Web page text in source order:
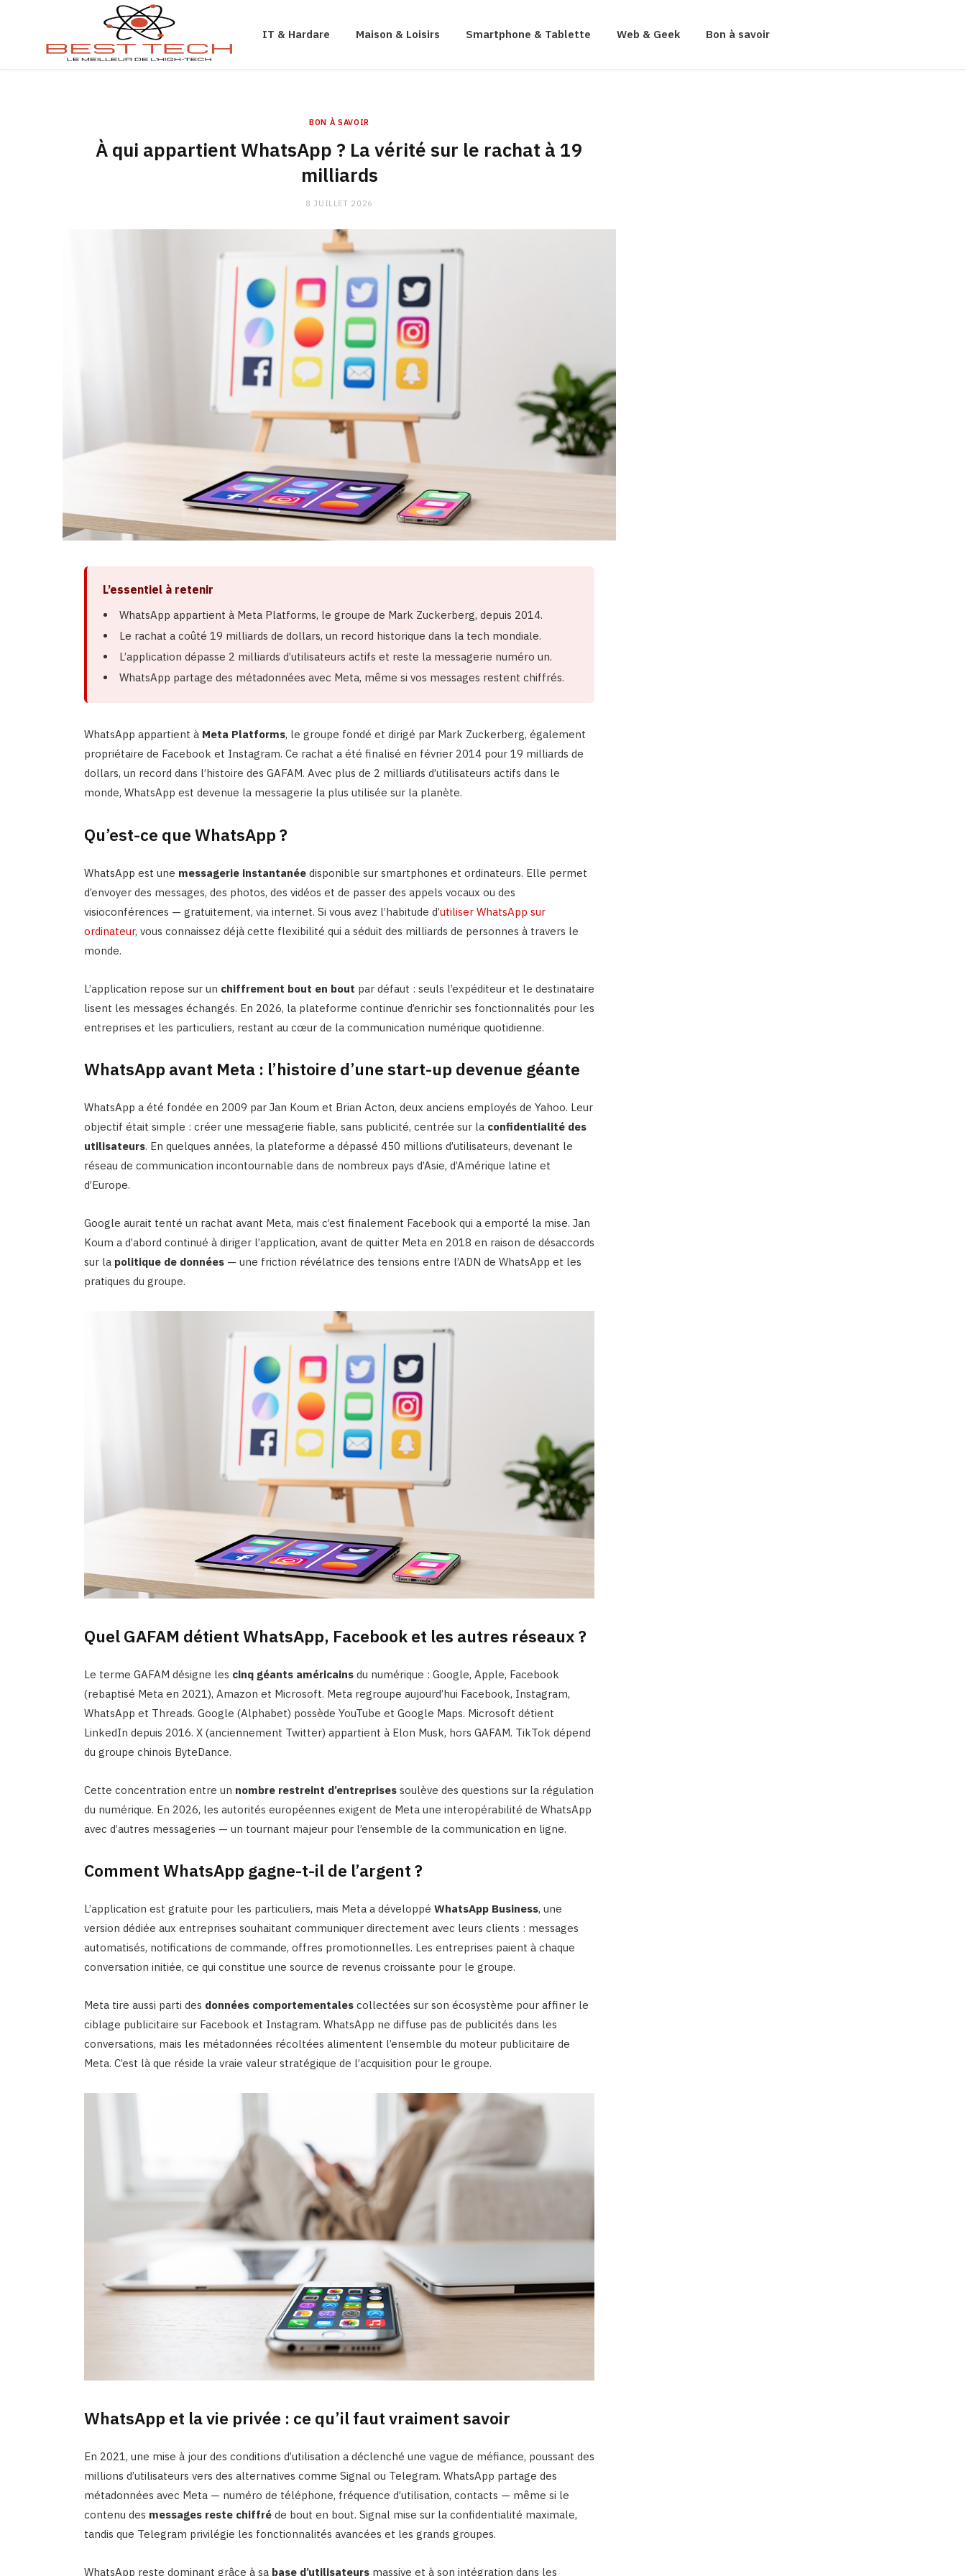
IT & Hardare Maison & Loisirs Smartphone & Tablette Web & Geek Bon à savoir
BON À SAVOIR
À qui appartient WhatsApp ? La vérité sur le rachat à 19
milliards
8 JUILLET 2026
L’essentiel à retenir
WhatsApp appartient à Meta Platforms, le groupe de Mark Zuckerberg, depuis 2014.
Le rachat a coûté 19 milliards de dollars, un record historique dans la tech mondiale.
L’application dépasse 2 milliards d’utilisateurs actifs et reste la messagerie numéro un.
WhatsApp partage des métadonnées avec Meta, même si vos messages restent chiffrés.
WhatsApp appartient à Meta Platforms, le groupe fondé et dirigé par Mark Zuckerberg, également
propriétaire de Facebook et Instagram. Ce rachat a été finalisé en février 2014 pour 19 milliards de
dollars, un record dans l’histoire des GAFAM. Avec plus de 2 milliards d’utilisateurs actifs dans le
monde, WhatsApp est devenue la messagerie la plus utilisée sur la planète.
Qu’est-ce que WhatsApp ?
WhatsApp est une messagerie instantanéedisponible sur smartphones et ordinateurs. Elle permet
d’envoyer des messages, des photos, des vidéos et de passer des appels vocaux ou des
visioconférences — gratuitement, via internet. Si vous avez l’habitude d’utiliser WhatsApp sur
ordinateur, vous connaissez déjà cette flexibilité qui a séduit des milliards de personnes à travers le
monde.
L’application repose sur un chiffrement bout en bout par défaut : seuls l’expéditeur et le destinataire
lisent les messages échangés. En 2026, la plateforme continue d’enrichir ses fonctionnalités pour les
entreprises et les particuliers, restant au cœur de la communication numérique quotidienne.
WhatsApp avant Meta : l’histoire d’une start-up devenue géante
WhatsApp a été fondée en 2009 par Jan Koum et Brian Acton, deux anciens employés de Yahoo. Leur
objectif était simple : créer une messagerie fiable, sans publicité, centrée sur la confidentialité des
utilisateurs. En quelques années, la plateforme a dépassé 450 millions d’utilisateurs, devenant le
réseau de communication incontournable dans de nombreux pays d’Asie, d’Amérique latine et
d’Europe.
Google aurait tenté un rachat avant Meta, mais c’est finalement Facebook qui a emporté la mise. Jan
Koum a d’abord continué à diriger l’application, avant de quitter Meta en 2018 en raison de désaccords
sur la politique de données— une friction révélatrice des tensions entre l’ADN de WhatsApp et les
pratiques du groupe.
Quel GAFAM détient WhatsApp, Facebook et les autres réseaux ?
Le terme GAFAM désigne les cinq géants américainsdu numérique : Google, Apple, Facebook
(rebaptisé Meta en 2021), Amazon et Microsoft. Meta regroupe aujourd’hui Facebook, Instagram,
WhatsApp et Threads. Google (Alphabet) possède YouTube et Google Maps. Microsoft détient
LinkedIn depuis 2016. X (anciennement Twitter) appartient à Elon Musk, hors GAFAM. TikTok dépend
du groupe chinois ByteDance.
Cette concentration entre un nombre restreint d’entreprisessoulève des questions sur la régulation
du numérique. En 2026, les autorités européennes exigent de Meta une interopérabilité de WhatsApp
avec d’autres messageries — un tournant majeur pour l’ensemble de la communication en ligne.
Comment WhatsApp gagne-t-il de l’argent ?
L’application est gratuite pour les particuliers, mais Meta a développé WhatsApp Business, une
version dédiée aux entreprises souhaitant communiquer directement avec leurs clients : messages
automatisés, notifications de commande, offres promotionnelles. Les entreprises paient à chaque
conversation initiée, ce qui constitue une source de revenus croissante pour le groupe.
Meta tire aussi parti des données comportementalescollectées sur son écosystème pour affiner le
ciblage publicitaire sur Facebook et Instagram. WhatsApp ne diffuse pas de publicités dans les
conversations, mais les métadonnées récoltées alimentent l’ensemble du moteur publicitaire de
Meta. C’est là que réside la vraie valeur stratégique de l’acquisition pour le groupe.
WhatsApp et la vie privée : ce qu’il faut vraiment savoir
En 2021, une mise à jour des conditions d’utilisation a déclenché une vague de méfiance, poussant des
millions d’utilisateurs vers des alternatives comme Signal ou Telegram. WhatsApp partage des
métadonnées avec Meta — numéro de téléphone, fréquence d’utilisation, contacts — même si le
contenu des messages reste chiffréde bout en bout. Signal mise sur la confidentialité maximale,
tandis que Telegram privilégie les fonctionnalités avancées et les grands groupes.
WhatsApp reste dominant grâce à sa base d’utilisateursmassive et à son intégration dans les